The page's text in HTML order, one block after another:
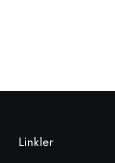
Linkler